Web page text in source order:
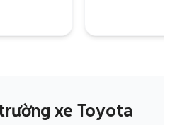
xe Toyota